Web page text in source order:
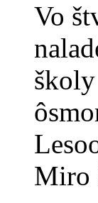
Vo
Miro